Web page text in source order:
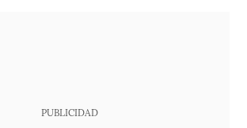
PUBLICIDAD